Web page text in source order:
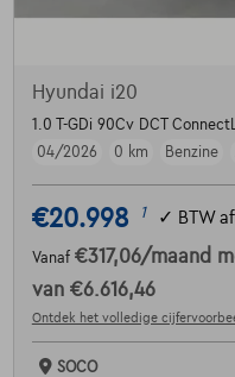
Hyundai i20
1.0 T-GDi 90Cv DCT
04/2026
0 km Benzine
€20.998 1 ✓ BTW
Vanaf €317,06/maand
van €6.616,46
Ontdek het volledige
SOCO